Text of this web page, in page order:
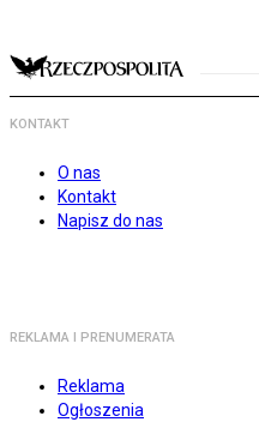
KONTAKT
O nas
Kontakt
Napisz do nas
REKLAMA I PRENUMERATA
Reklama
Ogłoszenia